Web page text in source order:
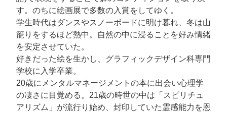
す。のちに絵画展で多数の入賞をしてゆく。
学生時代はダンスやスノーボードに明け暮れ、冬は山
籠りをするほど熱中。自然の中に浸ることを好み情緒
を安定させていた。
好きだった絵を生かし、グラフィックデザイン科専門
学校に入学卒業。
20歳にメンタルマネージメントの本に出会い心理学
の凄さに目覚める。21歳の時世の中は「スピリチュ
アリズム」が流行り始め、封印していた霊感能力を恩